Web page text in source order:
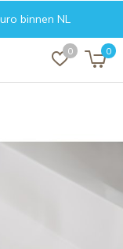
0 0
binnen NL